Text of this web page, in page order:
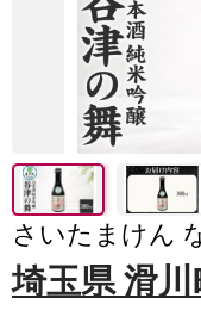
さいたまけん
埼玉県 滑川